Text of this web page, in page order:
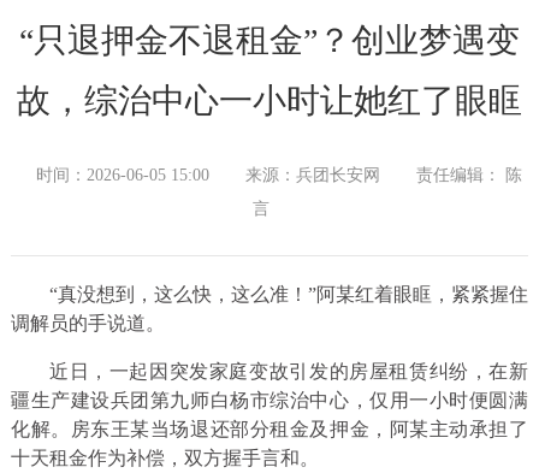
“只退押金不退租金”？创业梦遇变
故，综治中心一小时让她红了眼眶
时间：2026-06-05 15:00 来源：兵团长安网
责任编辑： 陈
言
“真没想到，这么快，这么准！”阿某红着眼眶，紧紧握住
调解员的手说道。
近日，一起因突发家庭变故引发的房屋租赁纠纷，在新
疆生产建设兵团第九师白杨市综治中心，仅用一小时便圆满
化解。房东王某当场退还部分租金及押金，阿某主动承担了
十天租金作为补偿，双方握手言和。